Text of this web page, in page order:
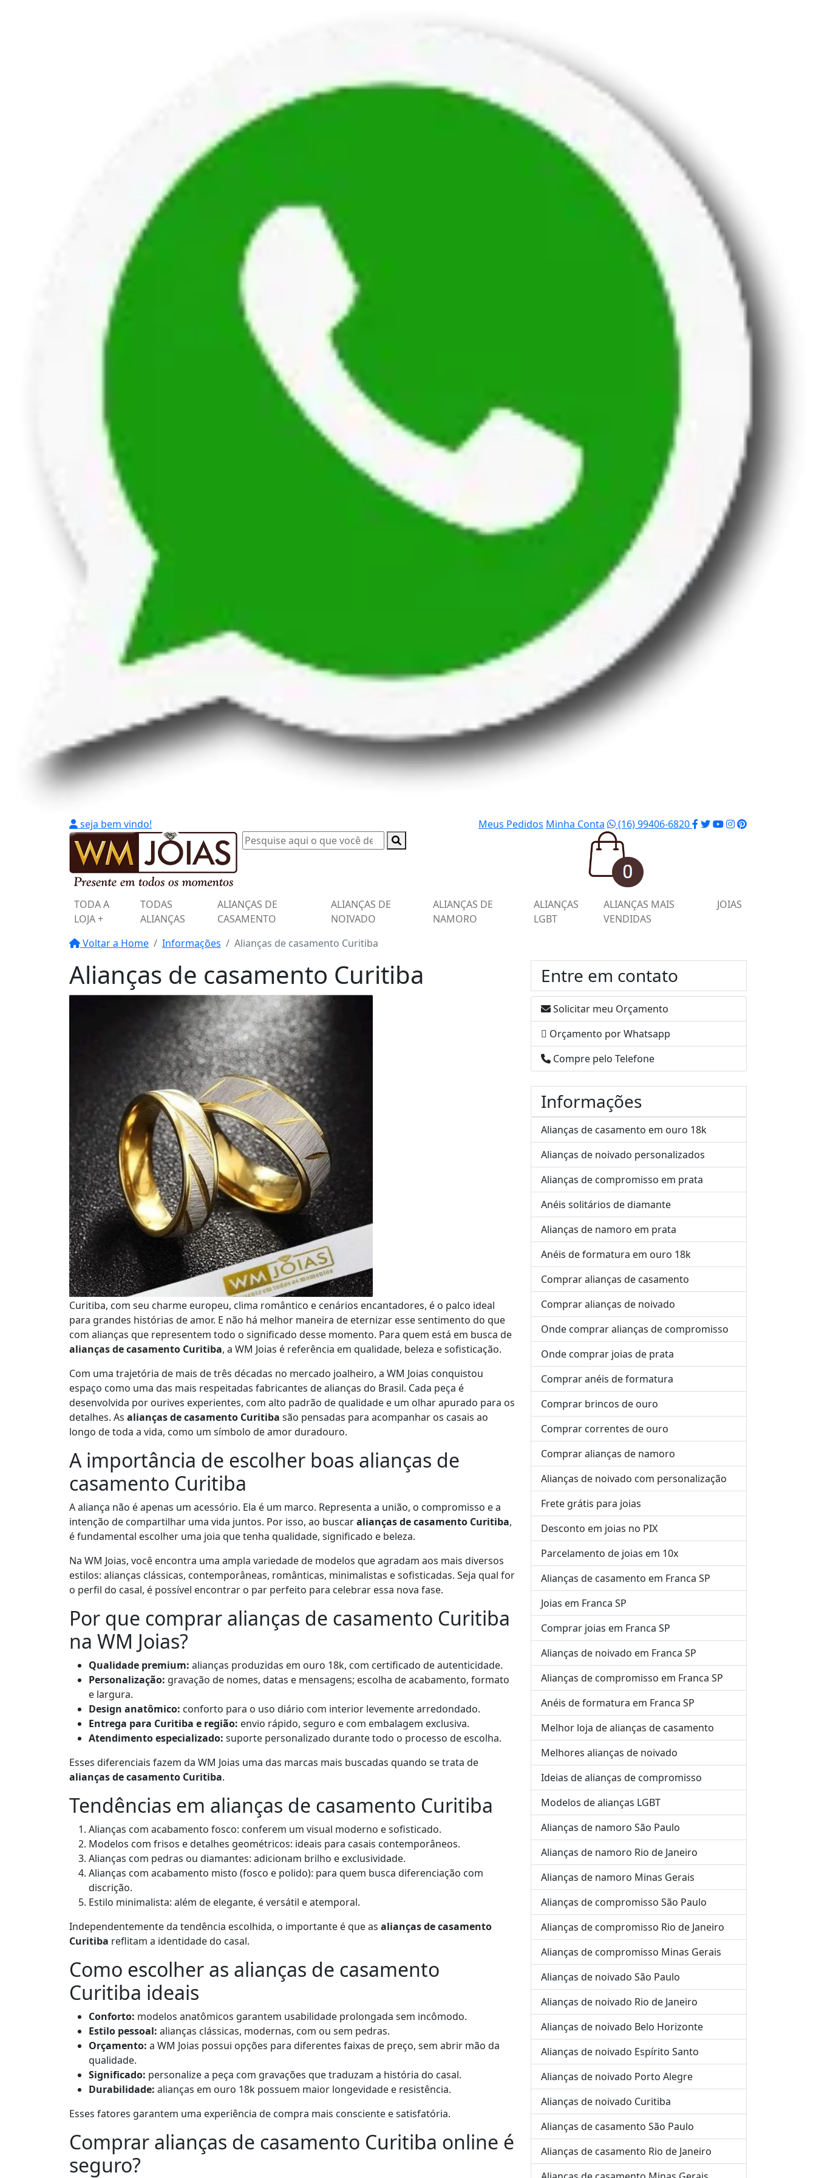
seja bem vindo! Meus Pedidos Minha Conta (16) 99406-6820
TODA A
LOJA +
TODAS
ALIANÇAS
ALIANÇAS DE
CASAMENTO
ALIANÇAS DE
NOIVADO
ALIANÇAS DE
NAMORO
ALIANÇAS
LGBT
ALIANÇAS MAIS
VENDIDAS
JOIAS
Voltar a Home Informações Alianças de casamento Curitiba
Alianças de casamento Curitiba
Curitiba, com seu charme europeu, clima romântico e cenários encantadores, é o palco ideal
para grandes histórias de amor. E não há melhor maneira de eternizar esse sentimento do que
com alianças que representem todo o significado desse momento. Para quem está em busca de
alianças de casamento Curitiba, a WM Joias é referência em qualidade, beleza e sofisticação.
Com uma trajetória de mais de três décadas no mercado joalheiro, a WM Joias conquistou
espaço como uma das mais respeitadas fabricantes de alianças do Brasil. Cada peça é
desenvolvida por ourives experientes, com alto padrão de qualidade e um olhar apurado para os
detalhes. As alianças de casamento Curitiba são pensadas para acompanhar os casais ao
longo de toda a vida, como um símbolo de amor duradouro.
A importância de escolher boas alianças de
casamento Curitiba
A aliança não é apenas um acessório. Ela é um marco. Representa a união, o compromisso e a
intenção de compartilhar uma vida juntos. Por isso, ao buscaralianças de casamento Curitiba,
é fundamental escolher uma joia que tenha qualidade, significado e beleza.
Na WM Joias, você encontra uma ampla variedade de modelos que agradam aos mais diversos
estilos: alianças clássicas, contemporâneas, românticas, minimalistas e sofisticadas. Seja qual for
o perfil do casal, é possível encontrar o par perfeito para celebrar essa nova fase.
Por que comprar alianças de casamento Curitiba
na WM Joias?
Qualidade premium: alianças produzidas em ouro 18k, com certificado de autenticidade.
Personalização: gravação de nomes, datas e mensagens; escolha de acabamento, formato
e largura.
Design anatômico: conforto para o uso diário com interior levemente arredondado.
Entrega para Curitiba e região: envio rápido, seguro e com embalagem exclusiva.
Atendimento especializado: suporte personalizado durante todo o processo de escolha.
Esses diferenciais fazem da WM Joias uma das marcas mais buscadas quando se trata de
alianças de casamento Curitiba.
Tendências em alianças de casamento Curitiba
Alianças com acabamento fosco: conferem um visual moderno e sofisticado.
Modelos com frisos e detalhes geométricos: ideais para casais contemporâneos.
Alianças com pedras ou diamantes: adicionam brilho e exclusividade.
Alianças com acabamento misto (fosco e polido): para quem busca diferenciação com
discrição.
Estilo minimalista: além de elegante, é versátil e atemporal.
Independentemente da tendência escolhida, o importante é que as alianças de casamento
Curitiba reflitam a identidade do casal.
Como escolher as alianças de casamento
Curitiba ideais
Conforto: modelos anatômicos garantem usabilidade prolongada sem incômodo.
Estilo pessoal: alianças clássicas, modernas, com ou sem pedras.
Orçamento: a WM Joias possui opções para diferentes faixas de preço, sem abrir mão da
qualidade.
Significado: personalize a peça com gravações que traduzam a história do casal.
Durabilidade: alianças em ouro 18k possuem maior longevidade e resistência.
Esses fatores garantem uma experiência de compra mais consciente e satisfatória.
Comprar alianças de casamento Curitiba online é
seguro?
Entre em contato
Solicitar meu Orçamento
Orçamento por Whatsapp
Compre pelo Telefone
Informações
Alianças de casamento em ouro 18k
Alianças de noivado personalizados
Alianças de compromisso em prata
Anéis solitários de diamante
Alianças de namoro em prata
Anéis de formatura em ouro 18k
Comprar alianças de casamento
Comprar alianças de noivado
Onde comprar alianças de compromisso
Onde comprar joias de prata
Comprar anéis de formatura
Comprar brincos de ouro
Comprar correntes de ouro
Comprar alianças de namoro
Alianças de noivado com personalização
Frete grátis para joias
Desconto em joias no PIX
Parcelamento de joias em 10x
Alianças de casamento em Franca SP
Joias em Franca SP
Comprar joias em Franca SP
Alianças de noivado em Franca SP
Alianças de compromisso em Franca SP
Anéis de formatura em Franca SP
Melhor loja de alianças de casamento
Melhores alianças de noivado
Ideias de alianças de compromisso
Modelos de alianças LGBT
Alianças de namoro São Paulo
Alianças de namoro Rio de Janeiro
Alianças de namoro Minas Gerais
Alianças de compromisso São Paulo
Alianças de compromisso Rio de Janeiro
Alianças de compromisso Minas Gerais
Alianças de noivado São Paulo
Alianças de noivado Rio de Janeiro
Alianças de noivado Belo Horizonte
Alianças de noivado Espírito Santo
Alianças de noivado Porto Alegre
Alianças de noivado Curitiba
Alianças de casamento São Paulo
Alianças de casamento Rio de Janeiro